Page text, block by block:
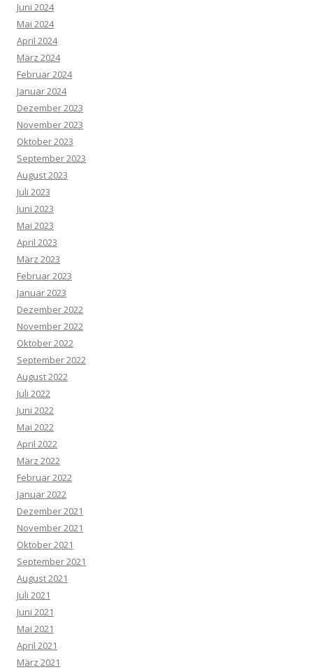
Juni 2024
Mai 2024
April 2024
März 2024
Februar 2024
Januar 2024
Dezember 2023
November 2023
Oktober 2023
September 2023
August 2023
Juli 2023
Juni 2023
Mai 2023
April 2023
März 2023
Februar 2023
Januar 2023
Dezember 2022
November 2022
Oktober 2022
September 2022
August 2022
Juli 2022
Juni 2022
Mai 2022
April 2022
März 2022
Februar 2022
Januar 2022
Dezember 2021
November 2021
Oktober 2021
September 2021
August 2021
Juli 2021
Juni 2021
Mai 2021
April 2021
März 2021